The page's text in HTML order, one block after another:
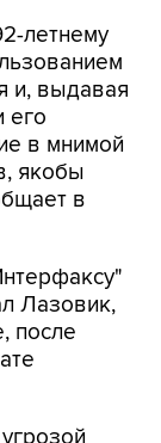
летнему
и, выдавая
его
в мнимой
якобы
в
Лазовик,
после